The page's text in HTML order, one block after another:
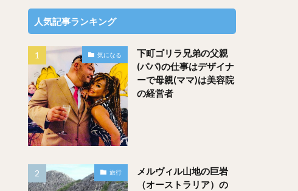
人気記事ランキング
気になる
下町ゴリラ兄弟の父親
(パパ)の仕事はデザイナ
ーで母親(ママ)は美容院
の経営者
旅行
メルヴィル山地の巨岩
（オーストラリア）の